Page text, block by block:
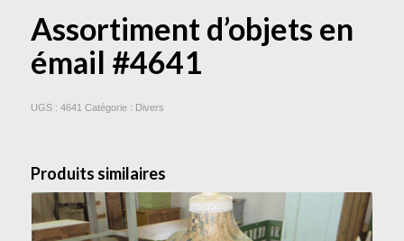
Assortiment d’objets en
émail #4641
UGS : 4641 Catégorie : Divers
Produits similaires